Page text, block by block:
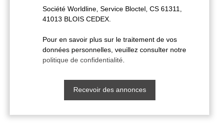
Société Worldline, Service Bloctel, CS 61311,
41013 BLOIS CEDEX.
Pour en savoir plus sur le traitement de vos
données personnelles, veuillez consulter notre
politique de confidentialité
Recevoir des annonces